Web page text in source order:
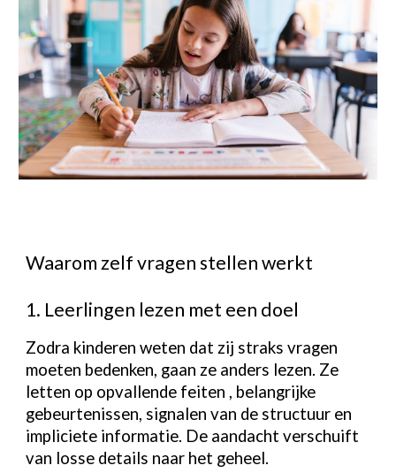
Waarom zelf vragen stellen werkt
1. Leerlingen lezen met een doel
Zodra kinderen weten dat zij straks vragen
moeten bedenken, gaan ze anders lezen. Ze
letten op opvallende feiten , belangrijke
gebeurtenissen, signalen van de structuur en
impliciete informatie. De aandacht verschuift
van losse details naar het geheel.